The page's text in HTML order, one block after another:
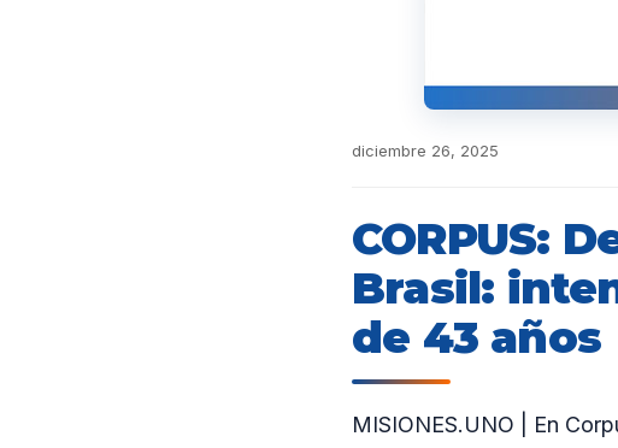
diciembre 26, 2025
CORPUS:
Brasil:
de 43 años
MISIONES.UNO | En